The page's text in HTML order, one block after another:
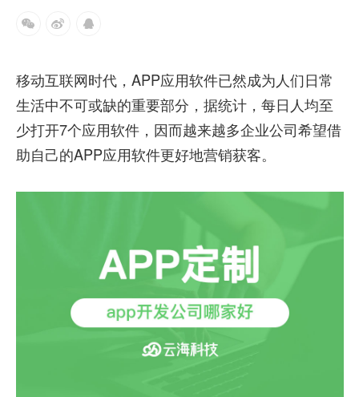
移动互联网时代，APP应用软件已然成为人们日常
生活中不可或缺的重要部分，据统计，每日人均至
少打开7个应用软件，因而越来越多企业公司希望借
助自己的APP应用软件更好地营销获客。